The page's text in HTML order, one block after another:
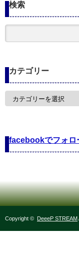
検索
カテゴリー
カ
facebookでフォロ
Copyright © DeeeP STREAM